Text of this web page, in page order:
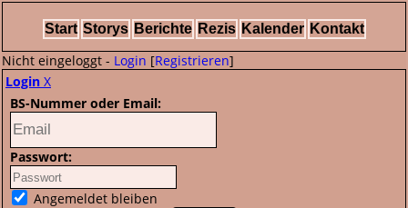
Start Storys Berichte Rezis Kalender Kontakt
Nicht eingeloggt - Login [Registrieren]
Login X
BS-Nummer oder Email:
Passwort:
Angemeldet bleiben